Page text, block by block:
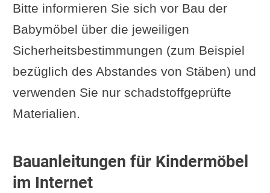
Bitte informieren Sie sich vor Bau der
Babymöbel über die jeweiligen
Sicherheitsbestimmungen (zum Beispiel
bezüglich des Abstandes von Stäben) und
verwenden Sie nur schadstoffgeprüfte
Materialien.
Bauanleitungen für Kindermöbel
im Internet